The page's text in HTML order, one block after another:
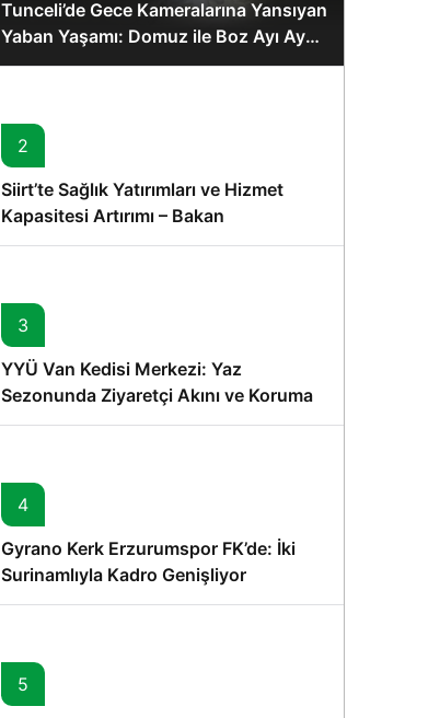
Tunceli’de Gece Kameralarına Yansıyan
Yaban Yaşamı: Domuz ile Boz Ayı Aynı
Karede
2
Siirt’te Sağlık Yatırımları ve Hizmet
Kapasitesi Artırımı – Bakan
Memişoğlu’nun Ziyareti
3
YYÜ Van Kedisi Merkezi: Yaz
Sezonunda Ziyaretçi Akını ve Koruma
Vurgusu
4
Gyrano Kerk Erzurumspor FK’de: İki
Surinamlıyla Kadro Genişliyor
5